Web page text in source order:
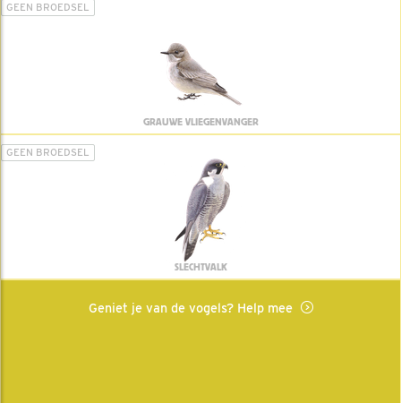
GEEN BROEDSEL
GRAUWE VLIEGENVANGER
GEEN BROEDSEL
SLECHTVALK
Geniet je van de vogels? Help mee